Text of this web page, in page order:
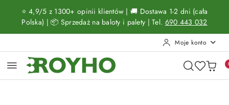
Przejdź do treści głównej
Przejdź do wyszukiwarki
Przejdź do moje konto
Przejdź do menu głównego
Przejdź do opisu produktu
Przejdź do stopki
⭐ 4,9/5 z 1300+ opinii klientów | 🚚 Dostawa 1-2 dni (cała
Polska) | 📦 Sprzedaż na baloty i palety | Tel. 690 443 032
Moje konto